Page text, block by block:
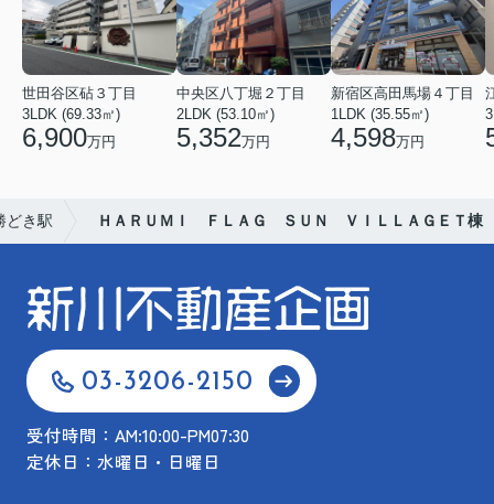
世田谷区砧３丁目
3LDK (69.33㎡)
6,900万円
中央区八丁堀２丁目
2LDK (53.10㎡)
5,352万円
新宿区高田馬場４丁目
1LDK (35.55㎡)
4,598万円
どき駅 ＨＡＲＵＭＩ ＦＬＡＧ ＳＵＮ ＶＩＬＬＡＧＥＴ棟
03-3206-2150
受付時間：AM:10:00-PM07:30
定休日：水曜日・日曜日